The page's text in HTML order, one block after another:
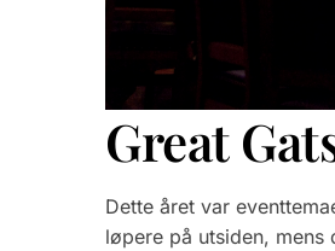
Great
Dette året var
løpere på utsiden, mens